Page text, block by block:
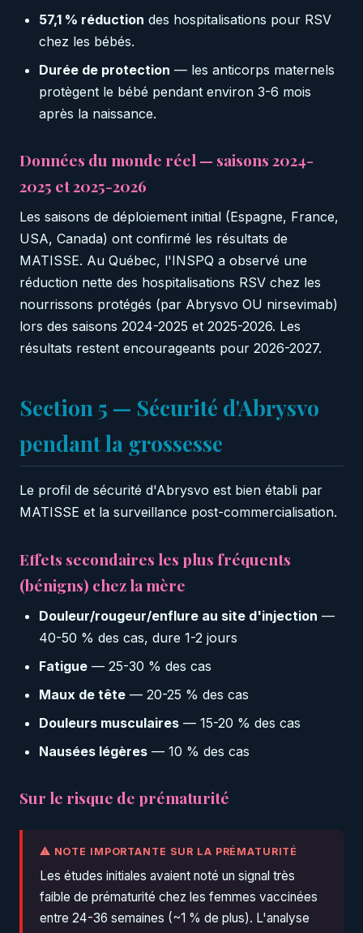
57,1 % réduction des hospitalisations pour RSV
chez les bébés.
Durée de protection — les anticorps maternels
protègent le bébé pendant environ 3-6 mois
après la naissance.
Données du monde réel — saisons 2024-
2025 et 2025-2026
Les saisons de déploiement initial (Espagne, France,
USA, Canada) ont confirmé les résultats de
MATISSE. Au Québec, l'INSPQ a observé une
réduction nette des hospitalisations RSV chez les
nourrissons protégés (par Abrysvo OU nirsevimab)
lors des saisons 2024-2025 et 2025-2026. Les
résultats restent encourageants pour 2026-2027.
Section 5 — Sécurité d'Abrysvo
pendant la grossesse
Le profil de sécurité d'Abrysvo est bien établi par
MATISSE et la surveillance post-commercialisation.
Effets secondaires les plus fréquents
(bénigns) chez la mère
Douleur/rougeur/enflure au site d'injection —
40-50 % des cas, dure 1-2 jours
Fatigue — 25-30 % des cas
Maux de tête — 20-25 % des cas
Douleurs musculaires — 15-20 % des cas
Nausées légères — 10 % des cas
Sur le risque de prématurité
⚠ NOTE IMPORTANTE SUR LA PRÉMATURITÉ
Les études initiales avaient noté un signal très
faible de prématurité chez les femmes vaccinées
entre 24-36 semaines (~1 % de plus). L'analyse